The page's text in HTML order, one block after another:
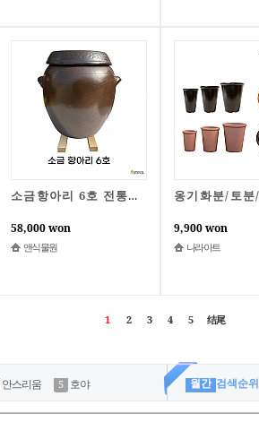
소금항아리 6호 전통옹기 국내 자체제작 소금보관 간수항아리 나라아트
58,000 won
앤식물원
9,900 won
나라아트
1 2 3 4 5 结尾
안스리움 호야 월간 검색순위